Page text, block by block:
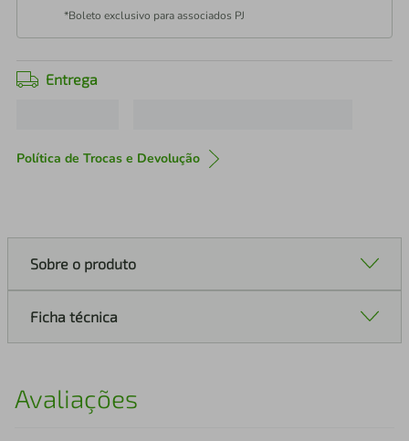
*Boleto exclusivo para associados PJ
Entrega
Política de Trocas e Devolução
Sobre o produto
Ficha técnica
Avaliações